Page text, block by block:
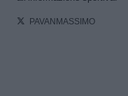
PAVANMASSIMO